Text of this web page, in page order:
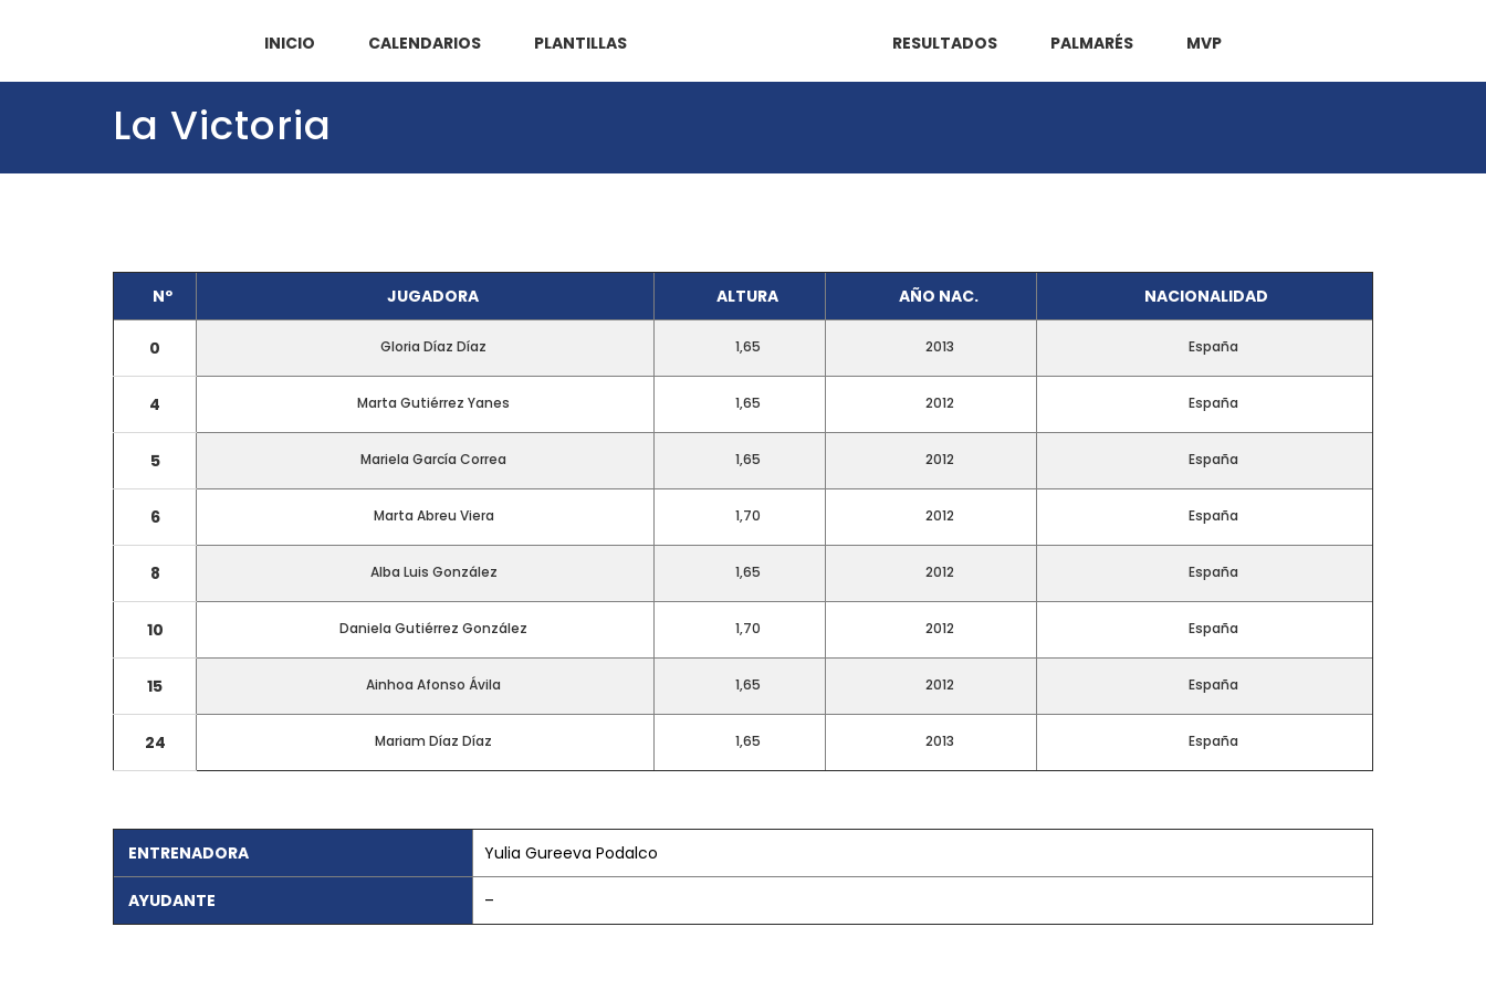
INICIO CALENDARIOS PLANTILLAS RESULTADOS PALMARÉS MVP
La Victoria
Nº JUGADORA ALTURA AÑO NAC. NACIONALIDAD
0 Gloria Díaz Díaz 1,65 2013 España
4 Marta Gutiérrez Yanes 1,65 2012 España
5 Mariela García Correa 1,65 2012 España
6 Marta Abreu Viera 1,70 2012 España
8 Alba Luis González 1,65 2012 España
10 Daniela Gutiérrez González 1,70 2012 España
15 Ainhoa Afonso Ávila 1,65 2012 España
24 Mariam Díaz Díaz 1,65 2013 España
ENTRENADORA Yulia Gureeva Podalco
AYUDANTE –
San Sebastián de La Gomera